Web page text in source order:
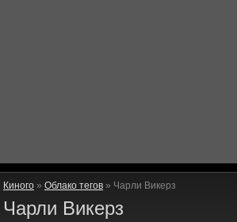
Киного » Облако тегов » Чарли Викерз
Чарли Викерз